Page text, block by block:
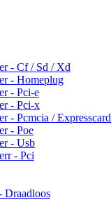
- Cf / Sd / Xd
- Homeplug
- Pci-e
- Pci-x
- Pcmcia / Expresscard
- Poe
- Usb
- Pci
Draadloos